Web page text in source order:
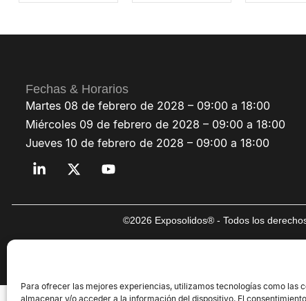
Para ofrecer las mejores experiencias, utilizamos tecnologías como las
almacenar y/o acceder a la información del dispositivo. El
Fechas & Horarios
Martes 08 de febrero de 2028 – 09:00 a 18:00
Miércoles 09 de febrero de 2028 – 09:00 a 18:00
Jueves 10 de febrero de 2028 – 09:00 a 18:00
©2026 Exposolidos® - Todos los